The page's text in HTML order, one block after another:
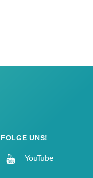
FOLGE UNS!
YouTube